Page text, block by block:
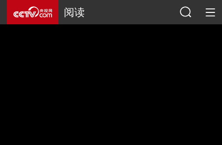
阅读